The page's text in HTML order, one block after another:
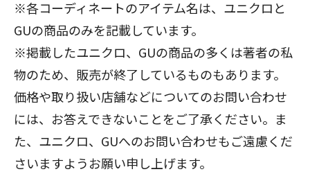
※各コーディネートのアイテム名は、ユニクロと
GUの商品のみを記載しています。
※掲載したユニクロ、GUの商品の多くは著者の私
物のため、販売が終了しているものもあります。
価格や取り扱い店舗などについてのお問い合わせ
には、お答えできないことをご了承ください。ま
た、ユニクロ、GUへのお問い合わせもご遠慮くだ
さいますようお願い申し上げます。